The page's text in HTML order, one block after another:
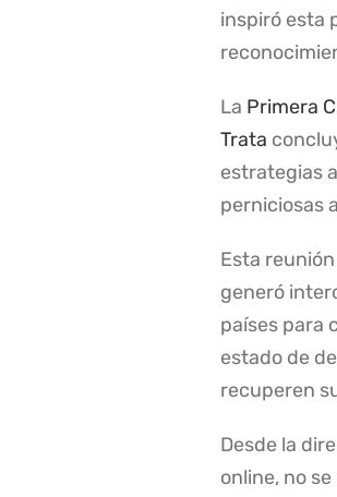
inspiró esta
La Primera
Trata
estrategias
perniciosas
Esta
generó
países para
estado de
recuperen
Desde la
online, no